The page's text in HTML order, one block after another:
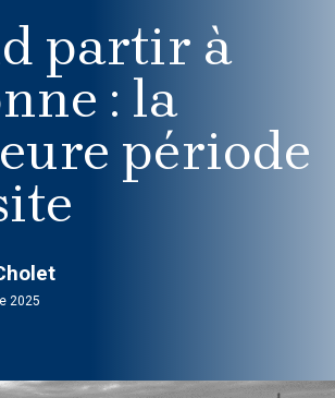
partir à
: la
période
2025